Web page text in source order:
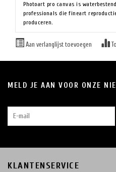
Photoart pro canvas is
professionals die fineart
produceren.
Aan verlanglijst toevoegen
MELD JE AAN VOOR ONZE
KLANTENSERVICE